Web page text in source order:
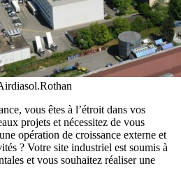
vous êtes à l’étroit dans vos
projets et nécessitez de vous
opération de croissance externe et
? Votre site industriel est soumis à
et vous souhaitez réaliser une